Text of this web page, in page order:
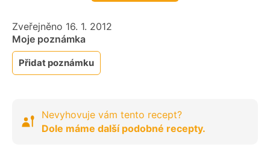
Zveřejněno 16. 1. 2012
Moje poznámka
Přidat poznámku
Nevyhovuje vám tento recept?
Dole máme další podobné recepty.